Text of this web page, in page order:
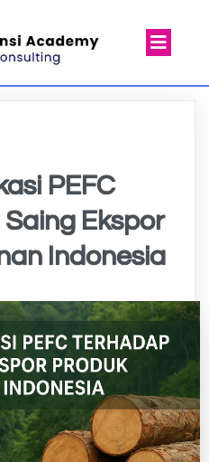
PEFC
Ekspor
Indonesia